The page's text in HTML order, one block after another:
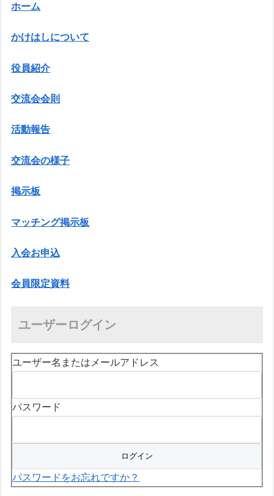
ホーム
かけはしについて
役員紹介
交流会会則
活動報告
交流会の様子
掲示板
マッチング掲示板
入会お申込
会員限定資料
ユーザーログイン
ユーザー名またはメールアドレス
パスワード
パスワードをお忘れですか？